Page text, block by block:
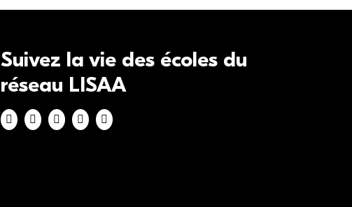
Suivez la vie des écoles du
réseau LISAA